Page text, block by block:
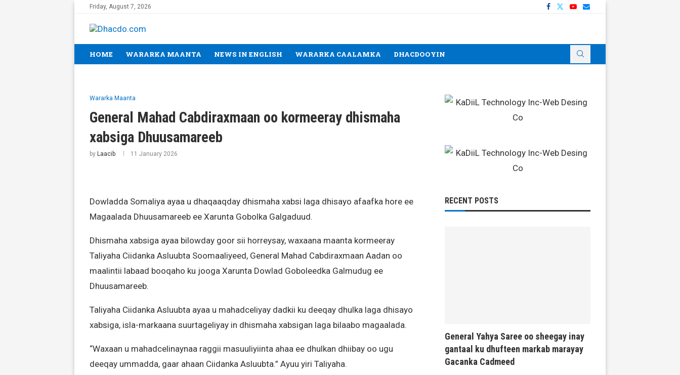
Friday, August 7, 2026
HOME WARARKA MAANTA NEWS IN ENGLISH WARARKA CAALAMKA DHACDOOYIN
Wararka Maanta
General Mahad Cabdiraxmaan oo kormeeray dhismaha
xabsiga Dhuusamareeb
by Laacib 11 January 2026
Dowladda Somaliya ayaa u dhaqaaqday dhismaha xabsi laga dhisayo afaafka hore ee
Magaalada Dhuusamareeb ee Xarunta Gobolka Galgaduud.
Dhismaha xabsiga ayaa bilowday goor sii horreysay, waxaana maanta kormeeray
Taliyaha Ciidanka Asluubta Soomaaliyeed, General Mahad Cabdiraxmaan Aadan oo
maalintii labaad booqaho ku jooga Xarunta Dowlad Goboleedka Galmudug ee
Dhuusamareeb.
Taliyaha Ciidanka Asluubta ayaa u mahadceliyay dadkii ku deeqay dhulka laga dhisayo
xabsiga, isla-markaana suurtageliyay in dhismaha xabsigan laga bilaabo magaalada.
“Waxaan u mahadcelinaynaa raggii masuuliyiinta ahaa ee dhulkan dhiibay oo ugu
deeqay ummadda, gaar ahaan Ciidanka Asluubta.” Ayuu yiri Taliyaha.
RECENT POSTS
General Yahya Saree oo sheegay inay
gantaal ku dhufteen markab marayay
Gacanka Cadmeed